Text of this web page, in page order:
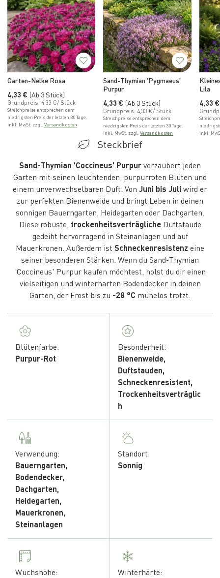
Garten-Nelke Rosa
Normaler Preis
4,33 € (Ab 3 Stück)
Grundpreis: 4,33 €/ Stück
Streichpreise entsprechen dem
niedrigsten Preis der letzten 30 Tage.
inkl. MwSt. zzgl. Versandkosten
Sand-Thymian 'Pygmaeus'
Purpur
Normaler Preis
4,33 € (Ab 3 Stück)
Grundpreis: 4,33 €/ Stück
Streichpreise entsprechen dem
niedrigsten Preis der letzten 30 Tage.
inkl. MwSt. zzgl.Versandkosten
Lila
4,33 €
inkl.
Steckbrief
Sand-Thymian 'Coccineus' Purpurverzaubert jeden
Garten mit seinen leuchtenden, purpurroten Blüten und
einem unverwechselbaren Duft. Von Juni bis Juli wird er
zur perfekten Bienenweide und bringt Leben in deinen
sonnigen Bauerngarten, Heidegarten oder Dachgarten.
Diese robuste, trockenheitsverträglicheDuftstaude
gedeiht hervorragend in Steinanlagen und auf
Mauerkronen. Außerdem ist Schneckenresistenz eine
seiner besonderen Stärken. Wenn du Sand-Thymian
'Coccineus' Purpur kaufen möchtest, holst du dir einen
vielseitigen und winterharten Bodendecker in deinen
Garten, der Frost bis zu -28 °C mühelos trotzt.
Blütenfarbe:
Purpur-Rot
Besonderheit:
Bienenweide,
Duftstauden,
Schneckenresistent,
Trockenheitsverträglic
h
Verwendung:
Bauerngarten,
Bodendecker,
Dachgarten,
Heidegarten,
Mauerkronen,
Steinanlagen
Standort:
Sonnig
Wuchshöhe:
Winterhärte: